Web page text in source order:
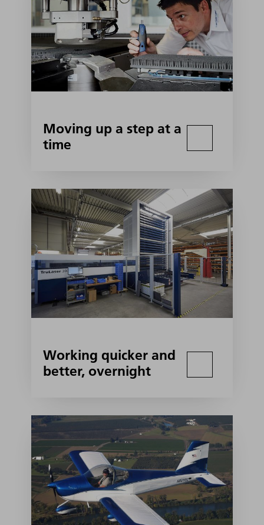
Moving up a step at a
time
Working quicker and
better, overnight